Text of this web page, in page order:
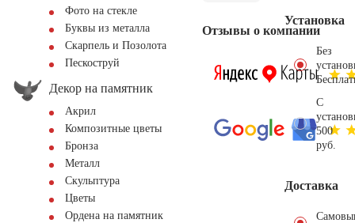
Фото на стекле
Буквы из металла
Скарпель и Позолота
Пескоструй
Декор на памятник
Акрил
Композитные цветы
Бронза
Металл
Скульптура
Цветы
Ордена на памятник
Отзывы о компании
Установка
Без
С
500
руб.
Доставка